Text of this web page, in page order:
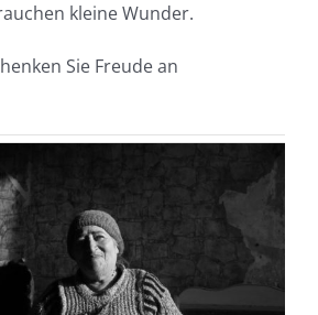
kleine Wunder.
Sie Freude an